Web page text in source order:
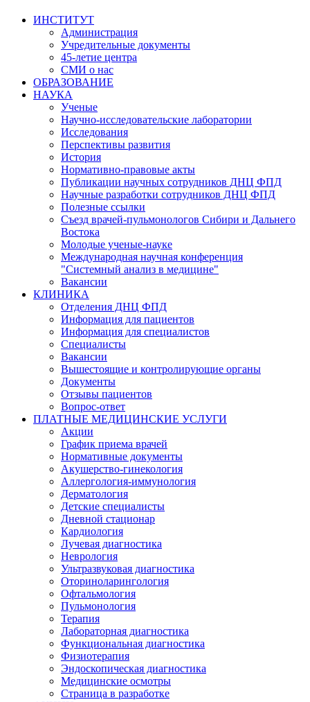
ИНСТИТУТ
Администрация
Учредительные документы
45-летие центра
СМИ о нас
ОБРАЗОВАНИЕ
НАУКА
Ученые
Научно-исследовательские лаборатории
Исследования
Перспективы развития
История
Нормативно-правовые акты
Публикации научных сотрудников ДНЦ ФПД
Научные разработки сотрудников ДНЦ ФПД
Полезные ссылки
Съезд врачей-пульмонологов Сибири и Дальнего
Востока
Молодые ученые-науке
Международная научная конференция
"Системный анализ в медицине"
Вакансии
КЛИНИКА
Отделения ДНЦ ФПД
Информация для пациентов
Информация для специалистов
Специалисты
Вакансии
Вышестоящие и контролирующие органы
Документы
Отзывы пациентов
Вопрос-ответ
ПЛАТНЫЕ МЕДИЦИНСКИЕ УСЛУГИ
Акции
График приема врачей
Нормативные документы
Акушерство-гинекология
Аллергология-иммунология
Дерматология
Детские специалисты
Дневной стационар
Кардиология
Лучевая диагностика
Неврология
Ультразвуковая диагностика
Оториноларингология
Офтальмология
Пульмонология
Терапия
Лабораторная диагностика
Функциональная диагностика
Физиотерапия
Эндоскопическая диагностика
Медицинские осмотры
Страница в разработке